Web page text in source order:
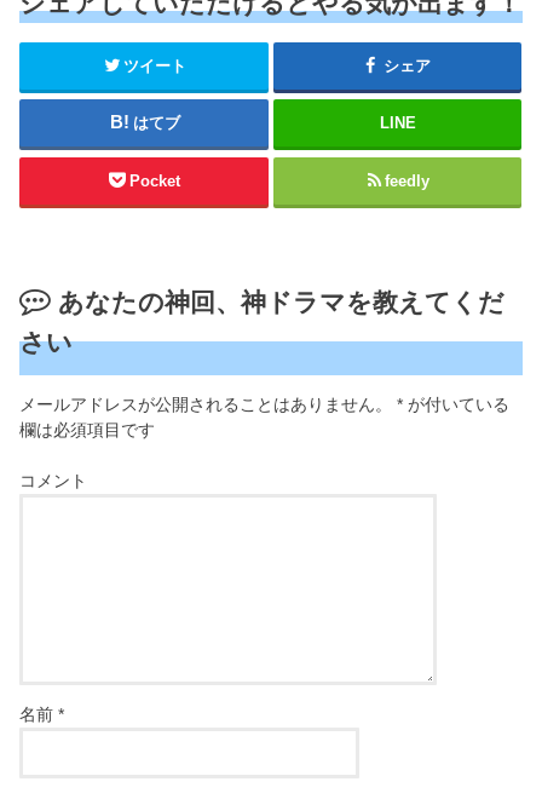
ツイート シェア
はてブ LINE
Pocket feedly
あなたの神回、神ドラマを教えてくだ
さい
メールアドレスが公開されることはありません。 * が付いている
欄は必須項目です
コメント
名前*